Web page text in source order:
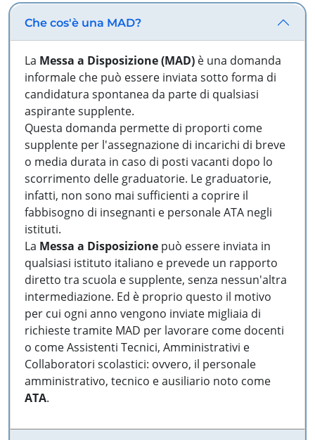
Che cos'è una MAD?
La Messa a Disposizione (MAD) è una domanda
informale che può essere inviata sotto forma di
candidatura spontanea da parte di qualsiasi
aspirante supplente.
Questa domanda permette di proporti come
supplente per l'assegnazione di incarichi di breve
o media durata in caso di posti vacanti dopo lo
scorrimento delle graduatorie. Le graduatorie,
infatti, non sono mai sufficienti a coprire il
fabbisogno di insegnanti e personale ATA negli
istituti.
La Messa a Disposizione può essere inviata in
qualsiasi istituto italiano e prevede un rapporto
diretto tra scuola e supplente, senza nessun'altra
intermediazione. Ed è proprio questo il motivo
per cui ogni anno vengono inviate migliaia di
richieste tramite MAD per lavorare come docenti
o come Assistenti Tecnici, Amministrativi e
Collaboratori scolastici: ovvero, il personale
amministrativo, tecnico e ausiliario noto come
ATA.